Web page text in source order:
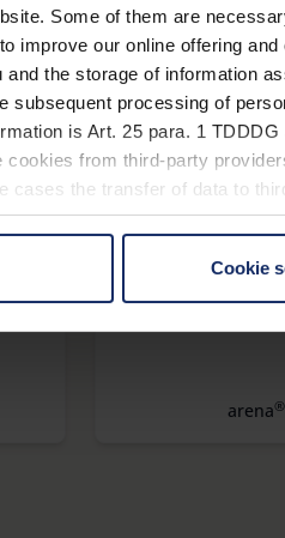
Some of them are
improve our online offering
the storage of information
subsequent processing of
is Art. 25 para. 1
cookies from third-party
cases the transfer of data to
of non-essential cookies by
your settings at any time and
Cookie
arena ®
arena®